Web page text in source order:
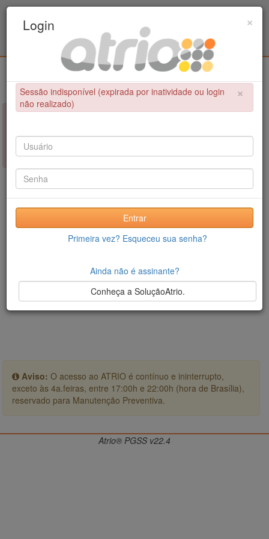
Metalúrgica e de Materiais - COPPE / UFRJ
×
NÃO FOI POSSÍVEL CONCLUIR A OPERAÇÃO
Sessão indisponível (expirada por inatividade ou login não
realizado)
Aviso: O acesso ao ATRIO é contínuo e ininterrupto,
exceto às 4a.feiras, entre 17:00h e 22:00h (hora de Brasília),
reservado para Manutenção Preventiva.
×
Login
×
Sessão indisponível (expirada por inatividade ou login
não realizado)
Entrar
Primeira vez? Esqueceu sua senha?
Ainda não é assinante?
Conheça a SoluçãoAtrio.
Atrio® PGSS v22.4